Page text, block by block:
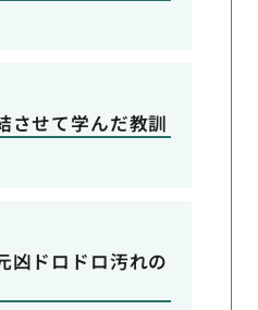
させて学んだ教訓
凶ドロドロ汚れの